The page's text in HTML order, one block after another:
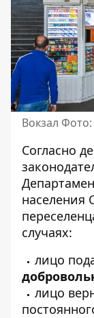
Вокзал
Согласно
населения
случаях:
лицо
лицо